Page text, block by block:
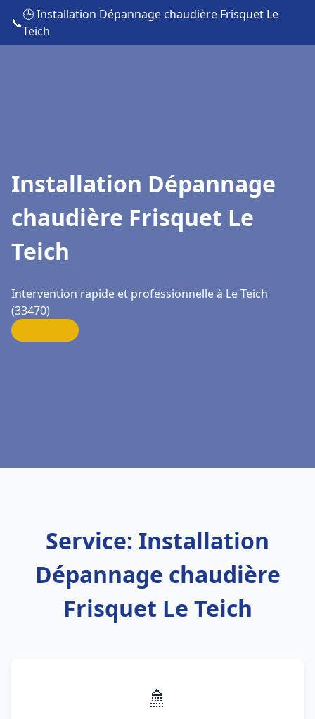
📞
🕒 Installation Dépannage chaudière Frisquet Le
Teich
Installation Dépannage
chaudière Frisquet Le
Teich
Intervention rapide et professionnelle à Le Teich
(33470)
Service: Installation
Dépannage chaudière
Frisquet Le Teich
🚿